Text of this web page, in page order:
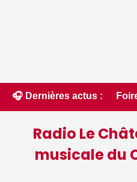
🎧 Dernières actus :
du lac, course
Radio Le
musicale du